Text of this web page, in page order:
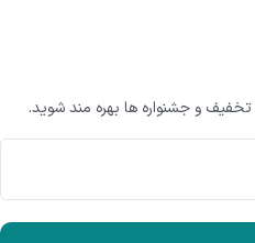
و جشنواره ها بهره مند شوید.